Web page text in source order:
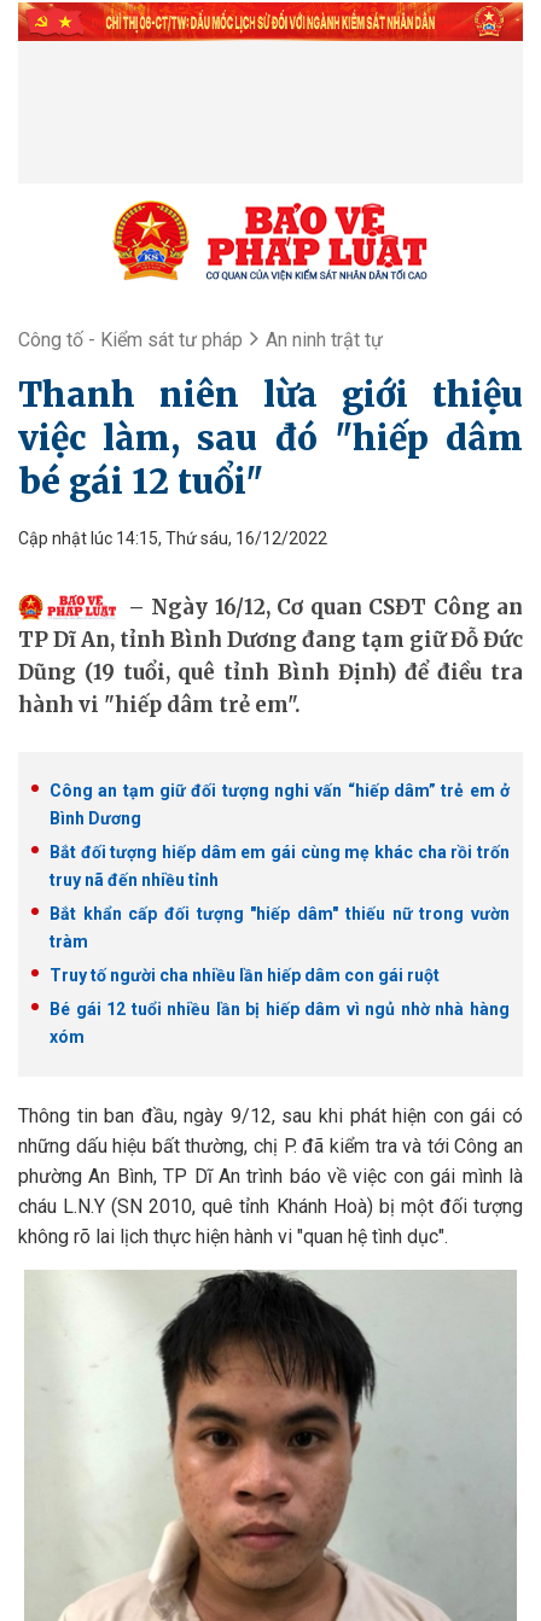
Công tố - Kiểm sát tư pháp An ninh trật tự
Thanh niên lừa giới thiệu
việc làm, sau đó "hiếp dâm
bé gái 12 tuổi"
Cập nhật lúc 14:15, Thứ sáu, 16/12/2022
Ngày 16/12, Cơ quan CSĐT Công an
TP Dĩ An, tỉnh Bình Dương đang tạm giữ Đỗ Đức
Dũng (19 tuổi, quê tỉnh Bình Định) để điều tra
hành vi "hiếp dâm trẻ em".
Công an tạm giữ đối tượng nghi vấn “hiếp dâm” trẻ em ở
Bình Dương
Bắt đối tượng hiếp dâm em gái cùng mẹ khác cha rồi trốn
truy nã đến nhiều tỉnh
Bắt khẩn cấp đối tượng "hiếp dâm" thiếu nữ trong vườn
tràm
Truy tố người cha nhiều lần hiếp dâm con gái ruột
Bé gái 12 tuổi nhiều lần bị hiếp dâm vì ngủ nhờ nhà hàng
xóm
Thông tin ban đầu, ngày 9/12, sau khi phát hiện con gái có
những dấu hiệu bất thường, chị P. đã kiểm tra và tới Công an
phường An Bình, TP Dĩ An trình báo về việc con gái mình là
cháu L.N.Y (SN 2010, quê tỉnh Khánh Hoà) bị một đối tượng
không rõ lai lịch thực hiện hành vi "quan hệ tình dục".